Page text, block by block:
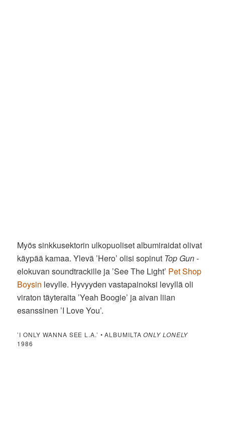
Myös sinkkusektorin ulkopuoliset albumiraidat olivat
käypää kamaa. Ylevä ’Hero’ olisi sopinut Top Gun-
elokuvan soundtrackille ja ’See The Light’ Pet Shop
Boysin levylle. Hyvyyden vastapainoksi levyllä oli
viraton täyteraita ’Yeah Boogie’ ja aivan liian
esanssinen ’I Love You’.
’I ONLY WANNA SEE L.A.’ • ALBUMILTAONLY LONELY
1986